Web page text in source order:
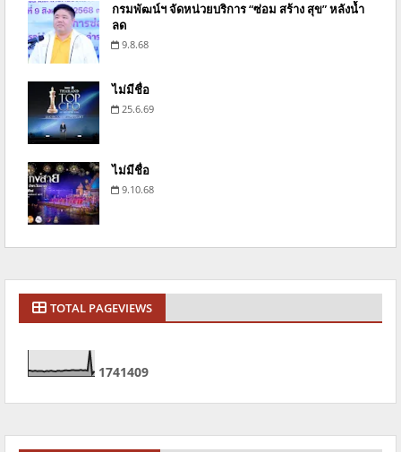
กรมพัฒน์ฯ จัดหน่วยบริการ “ซ่อม สร้าง สุข” หลังน้ำ
ลด
9.8.68
ไม่มีชื่อ
25.6.69
ไม่มีชื่อ
9.10.68
TOTAL PAGEVIEWS
1741409